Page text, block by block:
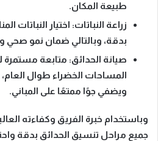
طبيعة المكان.
زراعة النباتات: اختيار النباتات
بدقة، وبالتالي ضمان نمو صحي
صيانة الحدائق: متابعة مستمرة
المساحات الخضراء طوال العام،
ويضفي جوًا ممتعًا على المباني.
وباستخدام خبرة الفريق وكفاءته
جميع مراحل تنسيق الحدائق بدقة